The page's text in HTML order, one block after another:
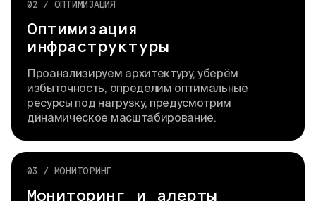
02 / ОПТИМИЗАЦИЯ
Оптимизация
инфраструктуры
Проанализируем архитектуру, уберём
избыточность, определим оптимальные
ресурсы под нагрузку, предусмотрим
динамическое масштабирование.
03 / МОНИТОРИНГ
Мониторинг и алерты